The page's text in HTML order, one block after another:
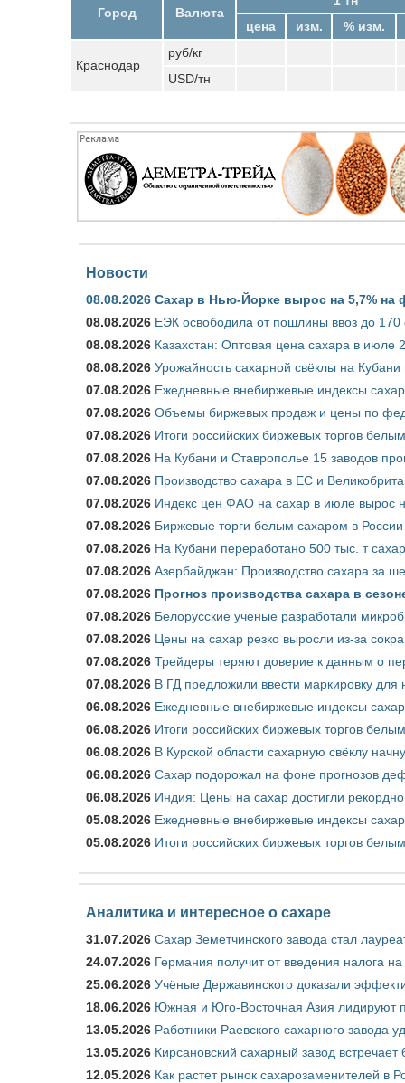
Город Валюта
цена
изм. % изм.
Краснодар
руб/кг
USD/тн
Новости
08.08.2026 Сахар в Нью-Йорке вырос на 5,7% на
08.08.2026 ЕЭК освободила от пошлины ввоз до
08.08.2026 Казахстан: Оптовая цена сахара в июле
08.08.2026 Урожайность сахарной свёклы на Кубани
07.08.2026 Ежедневные внебиржевые индексы
07.08.2026 Объемы биржевых продаж и цены по
07.08.2026 Итоги российских биржевых торгов
07.08.2026 На Кубани и Ставрополье 15 заводов
07.08.2026 Производство сахара в ЕС и
07.08.2026 Индекс цен ФАО на сахар в июле вырос
07.08.2026 Биржевые торги белым сахаром в
07.08.2026 На Кубани переработано 500 тыс. т
07.08.2026 Азербайджан: Производство сахара за
07.08.2026 Прогноз производства сахара в
07.08.2026 Белорусские ученые разработали
07.08.2026 Цены на сахар резко выросли из-за
07.08.2026 Трейдеры теряют доверие к данным о
07.08.2026 В ГД предложили ввести маркировку
06.08.2026 Ежедневные внебиржевые индексы
06.08.2026 Итоги российских биржевых торгов
06.08.2026 В Курской области сахарную свёклу
06.08.2026 Сахар подорожал на фоне прогнозов
06.08.2026 Индия: Цены на сахар достигли
05.08.2026 Ежедневные внебиржевые индексы
05.08.2026 Итоги российских биржевых торгов
Аналитика и интересное о сахаре
31.07.2026 Сахар Земетчинского завода стал
24.07.2026 Германия получит от введения налога
25.06.2026 Учёные Державинского доказали
18.06.2026 Южная и Юго-Восточная Азия лидируют
13.05.2026 Работники Раевского сахарного завода
13.05.2026 Кирсановский сахарный завод встречает
12.05.2026 Как растет рынок сахарозаменителей в